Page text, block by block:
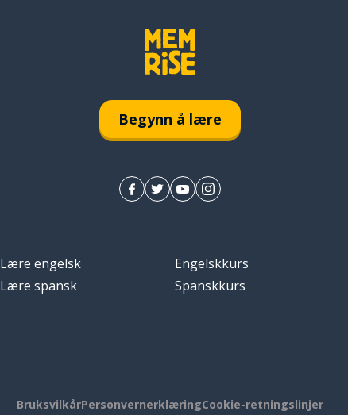
Begynn å lære
Lære engelsk
Lære spansk
Engelskkurs
Spanskkurs
BruksvilkårPersonvernerklæringCookie-retningslinjer